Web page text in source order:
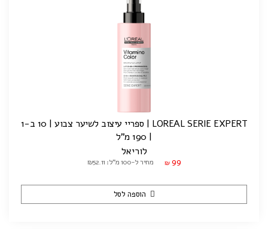
LOREAL SERIE EXPERT | ספריי עיצוב לשיער צבוע | 10 ב-1
| 190 מ"ל
לוריאל
₪ 99 מחיר ל-100 מ"ל: ₪52.11
הוספה לסל